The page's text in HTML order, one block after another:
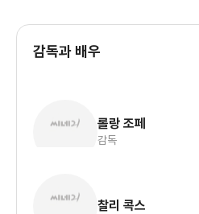
감독과 배우
롤랑 조페
감독
찰리 콕스